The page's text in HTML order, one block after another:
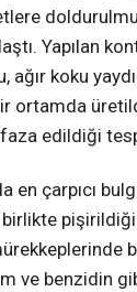
Yapılan
koku
ortamda
edildiği
en çarpıcı
birlikte
ve benzidin